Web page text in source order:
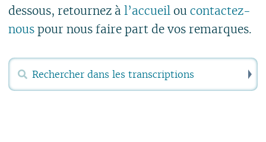
dessous, retournez àl’accueil oucontactez-
nous pour nous faire part de vos remarques.
Rechercher :